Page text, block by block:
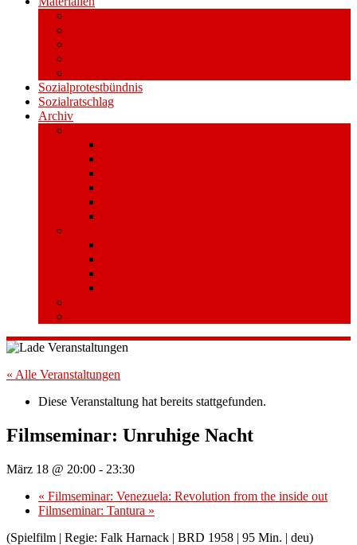
Sozialprotestbündnis
Sozialratschlag
Archiv
« Alle Veranstaltungen
Diese Veranstaltung hat bereits stattgefunden.
Filmseminar: Unruhige Nacht
März 18 @ 20:00 - 23:30
« Filmseminar: Venezuela: Revolution from the inside out
Filmseminar: Tantura »
(Spielfilm | Regie: Falk Harnack | BRD 1958 | 95 Min. | deu)